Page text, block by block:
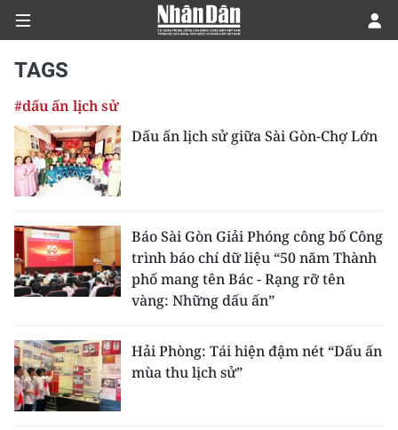
CHÍNH TRỊ
KINH TẾ
XÃ HỘI
PHÁP LUẬT
THẾ GIỚI
TAGS
#dấu ấn lịch sử
Dấu ấn lịch sử giữa Sài Gòn-Chợ Lớn
Báo Sài Gòn Giải Phóng công bố Công
trình báo chí dữ liệu “50 năm Thành
phố mang tên Bác - Rạng rỡ tên
vàng: Những dấu ấn”
Hải Phòng: Tái hiện đậm nét “Dấu ấn
mùa thu lịch sử”